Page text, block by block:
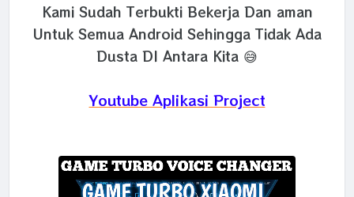
Kami Sudah Terbukti Bekerja Dan aman
Untuk Semua Android Sehingga Tidak Ada
Dusta DI Antara Kita 😅
Youtube Aplikasi Project